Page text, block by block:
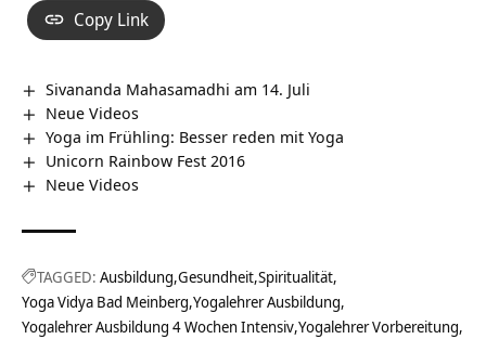
Copy Link
Sivananda Mahasamadhi am 14. Juli
Neue Videos
Yoga im Frühling: Besser reden mit Yoga
Unicorn Rainbow Fest 2016
Neue Videos
TAGGED: Ausbildung Gesundheit Spiritualität
Yoga Vidya Bad Meinberg Yogalehrer Ausbildung
Yogalehrer Ausbildung 4 Wochen Intensiv Yogalehrer Vorbereitung